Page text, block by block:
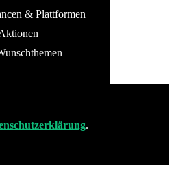
& Plattformen
.